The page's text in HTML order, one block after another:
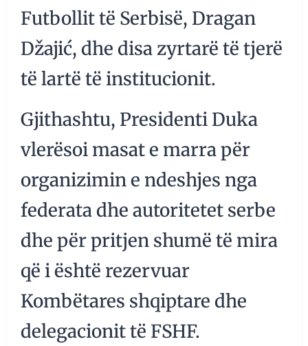
Futbollit të Serbisë, Dragan
Džajić, dhe disa zyrtarë të tjerë
të lartë të institucionit.
Gjithashtu, Presidenti Duka
vlerësoi masat e marra për
organizimin e ndeshjes nga
federata dhe autoritetet serbe
dhe për pritjen shumë të mira
që i është rezervuar
Kombëtares shqiptare dhe
delegacionit të FSHF.